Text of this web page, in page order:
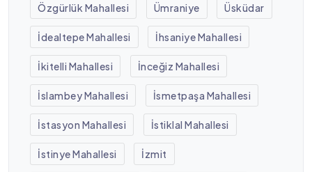
Özgürlük Mahallesi Ümraniye Üsküdar
İdealtepe Mahallesi İhsaniye Mahallesi
İkitelli Mahallesi İnceğiz Mahallesi
İslambey Mahallesi İsmetpaşa Mahallesi
İstasyon Mahallesi İstiklal Mahallesi
İstinye Mahallesi İzmit